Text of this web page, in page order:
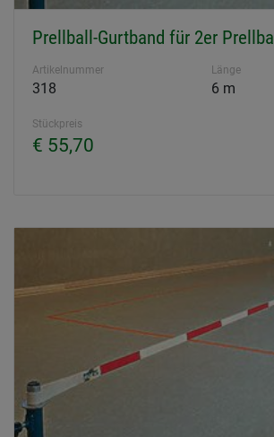
Prellball-Gurtband für 2er Prellball
Artikelnummer
318
Länge
6 m
Stückpreis
€ 55,70